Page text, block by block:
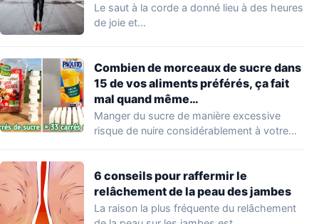
Le saut à la corde a donné lieu à des heures
de joie et…
Combien de morceaux de sucre dans
15 de vos aliments préférés, ça fait
mal quand même…
Manger du sucre de manière excessive
risque de nuire considérablement à votre
6 conseils pour raffermir le
relâchement de la peau des jambes
La raison la plus fréquente du relâchement